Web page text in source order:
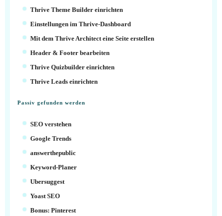
Thrive Theme Builder einrichten
Einstellungen im Thrive-Dashboard
Mit dem Thrive Architect eine Seite erstellen
Header & Footer bearbeiten
Thrive Quizbuilder einrichten
Thrive Leads einrichten
Passiv gefunden werden
SEO verstehen
Google Trends
answerthepublic
Keyword-Planer
Ubersuggest
Yoast SEO
Bonus: Pinterest